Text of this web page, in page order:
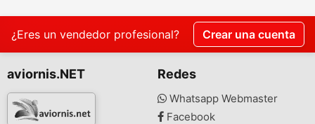
¿Eres un vendedor profesional? Crear una cuenta
aviornis.NET Redes
Whatsapp Webmaster
Facebook